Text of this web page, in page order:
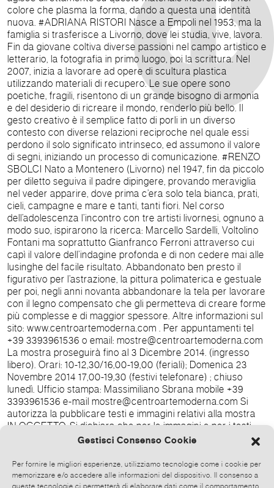
Gestisci Consenso Cookie
Per fornire le migliori esperienze, utilizziamo tecnologie come i cookie per
memorizzare e/o accedere alle informazioni del dispositivo. Il consenso a
queste tecnologie ci permetterà di elaborare dati come il comportamento
colore che plasma la forma, dando a questa una identità
nuova. #ADRIANA RISTORI Nasce a Empoli nel 1953, ma la
famiglia si trasferisce a Livorno, dove lei studia, vive, lavora.
Fin da giovane coltiva diverse passioni nel campo artistico e
letterario, la fotografia in primo luogo, poi la scrittura. Nel
2007, inizia a lavorare ad opere di scultura plastica
utilizzando materiali di recupero. Le sue opere sono
poetiche, fragili, risentono di un grande bisogno di armonia
e del desiderio di ricreare il mondo, renderlo più bello. Il
gesto creativo è il semplice fatto di porli in un diverso
contesto con diverse relazioni reciproche nel quale essi
perdono il solo significato intrinseco, ed assumono il valore
di segni, iniziando un processo di comunicazione. #RENZO
SBOLCI Nato a Montenero (Livorno) nel 1947, fin da piccolo
per diletto seguiva il padre dipingere, provando meraviglia
nel veder apparire, dove prima c’era solo tela bianca, prati,
cieli, campagne e mare e tanti, tanti fiori. Nel corso
dell’adolescenza l’incontro con tre artisti livornesi, ognuno a
modo suo, ispirarono la ricerca: Marcello Sardelli, Voltolino
Fontani ma soprattutto Gianfranco Ferroni attraverso cui
capì il valore dell’indagine profonda e di non cedere mai alle
lusinghe del facile risultato. Abbandonato ben presto il
figurativo per l’astrazione, la pittura polimaterica e gestuale
per poi, negli anni novanta abbandonare la tela per lavorare
con il legno compensato che gli permetteva di creare forme
più complesse e di maggior spessore. Altre informazioni sul
sito: www.centroartemoderna.com . Per appuntamenti tel
+39 3393961536 o email: mostre@centroartemoderna.com
La mostra proseguirà fino al 3 Dicembre 2014. (ingresso
libero). Orari: 10-12,30/16,00-19,00 (feriali); Domenica 23
Novembre 2014 17,00-19,30 (festivi telefonare) ; chiuso
lunedì. Ufficio stampa: Massimiliano Sbrana mobile +39
3393961536 e-mail mostre@centroartemoderna.com Si
autorizza la pubblicare testi e immagini relativi alla mostra
IN OGGETTO. Si dichiara che per le immagini e per i testi
contenuti nel predetto comunicato non esistono VINCOLI
___________________________________________ Il contenuto di
questa email è strettamente riservato e non divulgabile a